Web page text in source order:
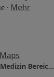
· Mehr
St. Vincenz-Krankenhaus Abt. Innere Medizin Bereich Kardiologie, Diabetologie + Intensivmed.